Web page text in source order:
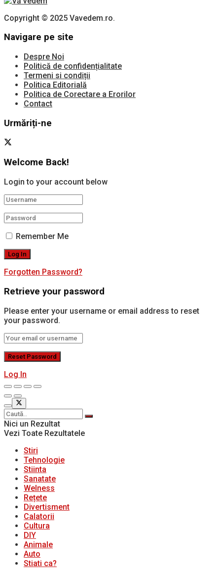
Copyright © 2025 Vavedem.ro.
Navigare pe site
Despre Noi
Politică de confidențialitate
Termeni si condiții
Politica Editorială
Politica de Corectare a Erorilor
Contact
Urmăriți-ne
Welcome Back!
Login to your account below
Remember Me
Forgotten Password?
Retrieve your password
Please enter your username or email address to reset
your password.
Log In
Nici un Rezultat
Vezi Toate Rezultatele
Stiri
Tehnologie
Stiinta
Sanatate
Welness
Rețete
Divertisment
Calatorii
Cultura
DIY
Animale
Auto
Stiati ca?